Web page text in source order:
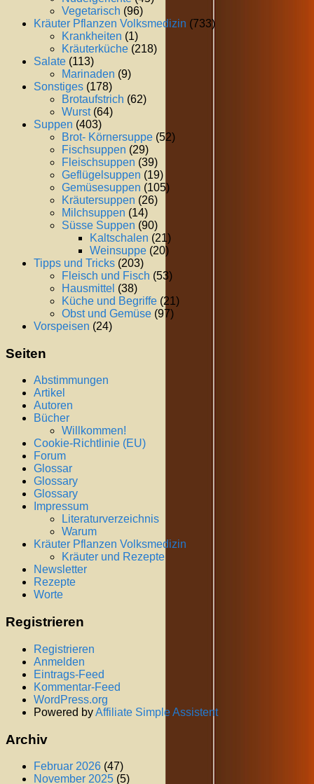
Vegetarisch (96)
Kräuter Pflanzen Volksmedizin (733)
Krankheiten (1)
Kräuterküche (218)
Salate (113)
Marinaden (9)
Sonstiges (178)
Brotaufstrich (62)
Wurst(64)
Suppen (403)
Brot- Körnersuppe (52)
Fischsuppen (29)
Fleischsuppen (39)
Geflügelsuppen (19)
Gemüsesuppen (105)
Kräutersuppen (26)
Milchsuppen (14)
Süsse Suppen (90)
Kaltschalen (21)
Weinsuppe (20)
Tipps und Tricks (203)
Fleisch und Fisch (53)
Hausmittel (38)
Küche und Begriffe (21)
Obst und Gemüse (97)
Vorspeisen (24)
Seiten
Abstimmungen
Artikel
Autoren
Bücher
Willkommen!
Cookie-Richtlinie (EU)
Forum
Glossar
Glossary
Glossary
Impressum
Literaturverzeichnis
Warum
Kräuter Pflanzen Volksmedizin
Kräuter und Rezepte
Newsletter
Rezepte
Worte
Registrieren
Registrieren
Anmelden
Eintrags-Feed
Kommentar-Feed
WordPress.org
Powered byAffiliate Simple Assistent
Archiv
Februar 2026 (47)
November 2025 (5)